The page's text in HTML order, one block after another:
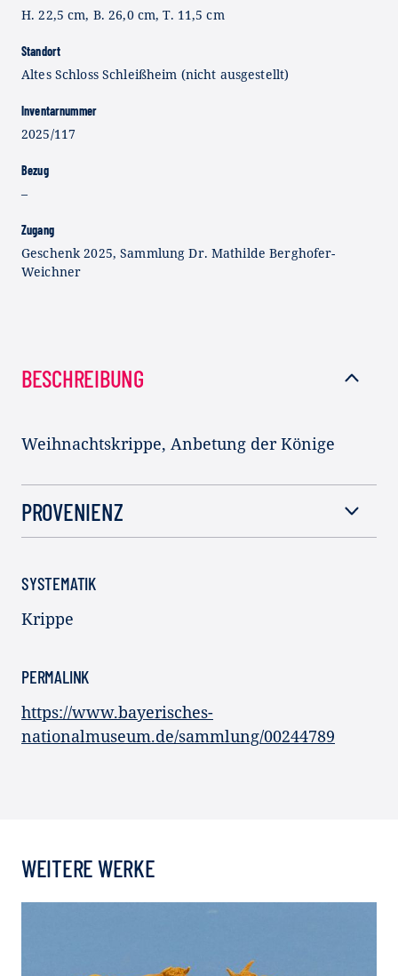
H. 22,5 cm, B. 26,0 cm, T. 11,5 cm
Standort
Altes Schloss Schleißheim (nicht ausgestellt)
Inventarnummer
2025/117
Bezug
–
Zugang
Geschenk 2025, Sammlung Dr. Mathilde Berghofer-
Weichner
BESCHREIBUNG
Weihnachtskrippe, Anbetung der Könige
PROVENIENZ
SYSTEMATIK
Krippe
PERMALINK
https://www.bayerisches-
nationalmuseum.de/sammlung/00244789
WEITERE WERKE